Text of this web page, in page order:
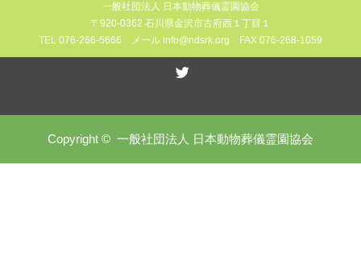
一般社団法人 日本動物葬儀霊園協会
〒920-0362 石川県金沢市古府西１丁目１
TEL 076-266-5666 メール info@ndsrk.org FAX 076-268-1059
Copyright © 一般社団法人 日本動物葬儀霊園協会